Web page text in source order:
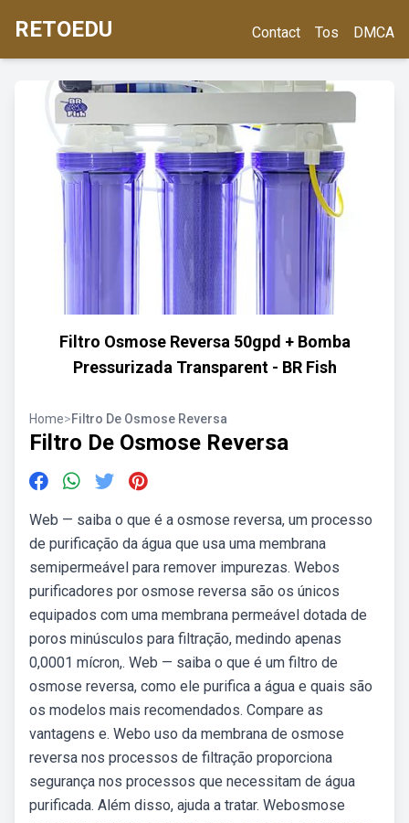
RETOEDU Contact Tos DMCA
Filtro Osmose Reversa 50gpd + Bomba
Pressurizada Transparent - BR Fish
Home>Filtro De Osmose Reversa
Filtro De Osmose Reversa
Web — saiba o que é a osmose reversa, um processo
de purificação da água que usa uma membrana
semipermeável para remover impurezas. Webos
purificadores por osmose reversa são os únicos
equipados com uma membrana permeável dotada de
poros minúsculos para filtração, medindo apenas
0,0001 mícron,. Web — saiba o que é um filtro de
osmose reversa, como ele purifica a água e quais são
os modelos mais recomendados. Compare as
vantagens e. Webo uso da membrana de osmose
reversa nos processos de filtração proporciona
segurança nos processos que necessitam de água
purificada. Além disso, ajuda a tratar. Webosmose